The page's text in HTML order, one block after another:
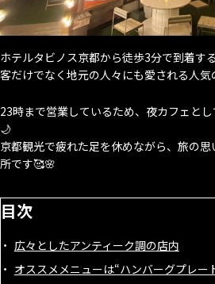
ホテルタビノス京都から徒歩3分で到着す
客だけでなく地元の人々にも愛される人
23時まで営業しているため、夜カフェと
🌙
京都観光で疲れた足を休めながら、旅の
所です🥰🌸
目次
広々としたアンティーク調の店内
オススメメニューは“ハンバーグプレー